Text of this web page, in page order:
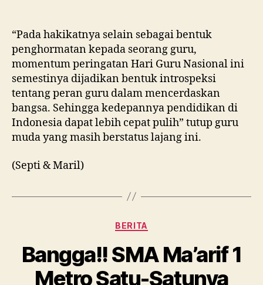
“Pada hakikatnya selain sebagai bentuk
penghormatan kepada seorang guru,
momentum peringatan Hari Guru Nasional ini
semestinya dijadikan bentuk introspeksi
tentang peran guru dalam mencerdaskan
bangsa. Sehingga kedepannya pendidikan di
Indonesia dapat lebih cepat pulih” tutup guru
muda yang masih berstatus lajang ini.
(Septi & Maril)
Kategori
BERITA
Bangga!! SMA Ma’arif 1
Metro Satu-Satunya